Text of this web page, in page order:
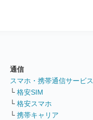
通信
スマホ・携帯通信サービス
└ 格安SIM
└ 格安スマホ
└ 携帯キャリア